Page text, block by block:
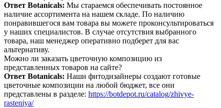
Ответ Botanicals: Мы стараемся обеспечивать постоянное
наличие ассортимента на нашем складе. По наличию
понравившегося вам товара вы можете проконсультироваться
у наших специалистов. В случае отсутствия выбранного
товара, наш менеджер оперативно подберет для вас
альтернативу.
Можно ли заказать цветочную композицию из
представленных товаров на сайте?
Ответ Botanicals: Наши фитодизайнеры создают готовые
цветочные композиции на любой бюджет, все они
представлены в разделе: https://botdepot.ru/catalog/zhivye-
rasteniya/